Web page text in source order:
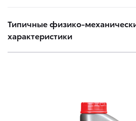
Типичные физико-
характеристики